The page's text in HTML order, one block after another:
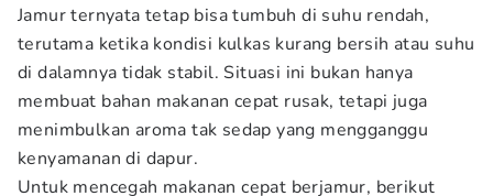
Jamur ternyata tetap bisa tumbuh di suhu rendah,
terutama ketika kondisi kulkas kurang bersih atau suhu
di dalamnya tidak stabil. Situasi ini bukan hanya
membuat bahan makanan cepat rusak, tetapi juga
menimbulkan aroma tak sedap yang mengganggu
kenyamanan di dapur.
Untuk mencegah makanan cepat berjamur, berikut